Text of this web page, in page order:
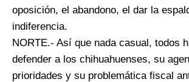
oposición, el abandono, el dar la
indiferencia.
NORTE.- Así que nada casual, todos
defender a los chihuahuenses, su
prioridades y su problemática fiscal